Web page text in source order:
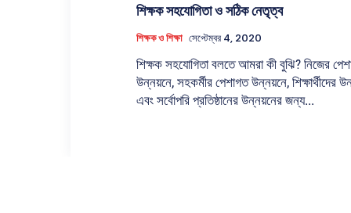
শিক্ষক সহযোগিতা ও সঠিক নেতৃত্ব
শিক্ষক ও শিক্ষা সেপ্টেম্বর 4, 2020
শিক্ষক সহযোগিতা বলতে আমরা কী বুঝি? নিজের
উন্নয়নে, সহকর্মীর পেশাগত উন্নয়নে, শিক্ষার্থীদের
এবং সর্বোপরি প্রতিষ্ঠানের উন্নয়নের জন্য...